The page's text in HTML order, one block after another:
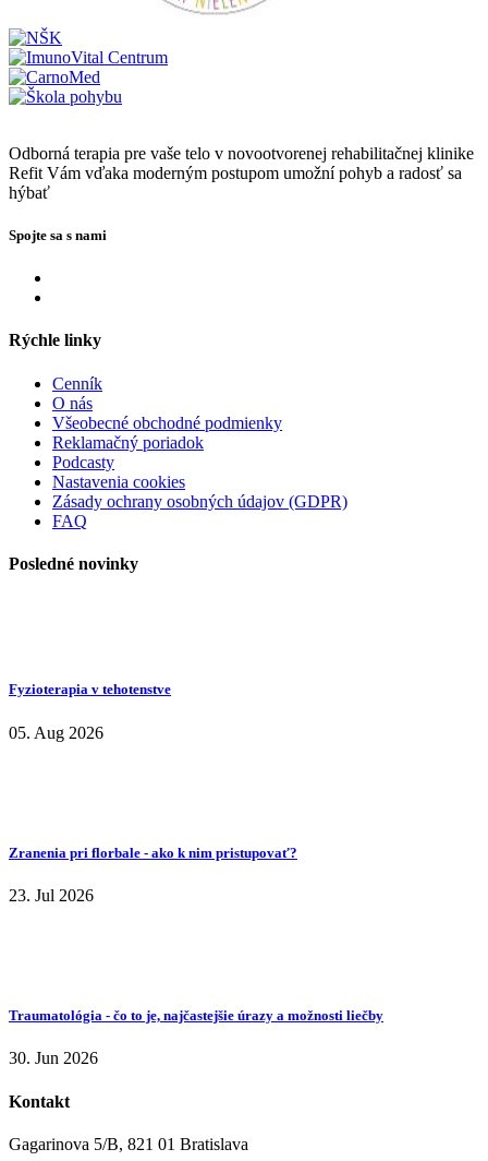
Odborná terapia pre vaše telo v novootvorenej rehabilitačnej klinike
Refit Vám vďaka moderným postupom umožní pohyb a radosť sa
hýbať
Spojte sa s nami
Rýchle linky
Cenník
O nás
Všeobecné obchodné podmienky
Reklamačný poriadok
Podcasty
Nastavenia cookies
Zásady ochrany osobných údajov (GDPR)
FAQ
Posledné novinky
Fyzioterapia v tehotenstve
05. Aug 2026
Zranenia pri florbale - ako k nim pristupovať?
23. Jul 2026
Traumatológia - čo to je, najčastejšie úrazy a možnosti liečby
30. Jun 2026
Kontakt
Gagarinova 5/B, 821 01 Bratislava